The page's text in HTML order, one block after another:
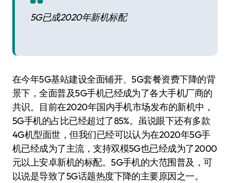
5G已成2020年新机标配
在今年5G基站建设全面铺开、5G套餐资费下降的背
景下，全面普及5G手机已经成为了各大手机厂商的
共识。目前在2020年国内手机市场发布的新机中，
5G手机的占比已经超过了85%。虽说眼下还有多款
4G机型面世，但我们已经可以认为在2020年5G手
机已经成为了主流，支持双模5G也已经成为了2000
元以上安卓新机的标配。5G手机的大范围普及，可
以说是导致了5G话题热度下降的主要原因之一。